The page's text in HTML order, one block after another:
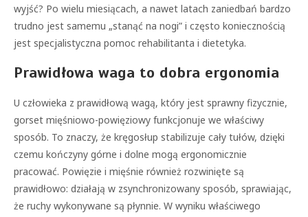
wyjść? Po wielu miesiącach, a nawet latach zaniedbań bardzo
trudno jest samemu „stanąć na nogi” i często koniecznością
jest specjalistyczna pomoc rehabilitanta i dietetyka.
Prawidłowa waga to dobra ergonomia
U człowieka z prawidłową wagą, który jest sprawny fizycznie,
gorset mięśniowo-powięziowy funkcjonuje we właściwy
sposób. To znaczy, że kręgosłup stabilizuje cały tułów, dzięki
czemu kończyny górne i dolne mogą ergonomicznie
pracować. Powięzie i mięśnie również rozwinięte są
prawidłowo: działają w zsynchronizowany sposób, sprawiając,
że ruchy wykonywane są płynnie. W wyniku właściwego